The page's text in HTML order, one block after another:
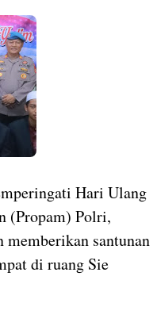
Hari Ulang
(Propam) Polri,
memberikan santunan
di ruang Sie